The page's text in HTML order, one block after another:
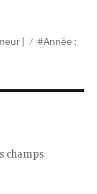
Étiquettes
Année :
champs